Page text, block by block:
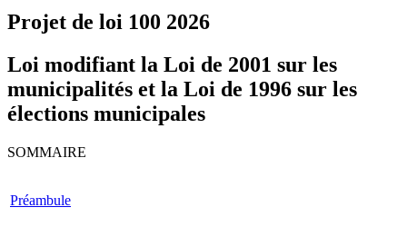
Projet de loi 100 2026
Loi modifiant la Loi de 2001 sur les
municipalités et la Loi de 1996 sur les
élections municipales
SOMMAIRE
Préambule